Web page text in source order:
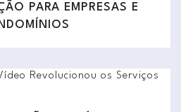
PARA EMPRESAS E